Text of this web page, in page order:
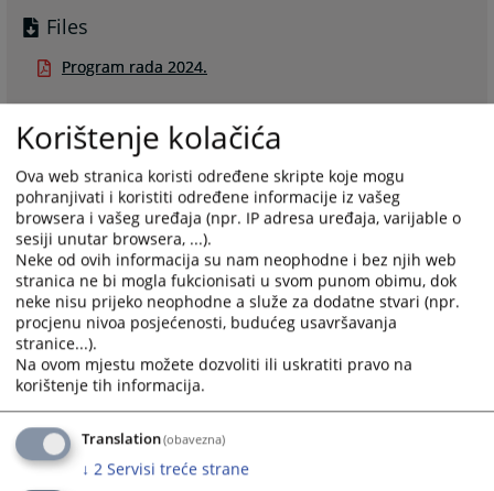
Files
Program rada 2024.
Program rada 2023. godina
Program rada 2023. godina
1578VIEWS
Files
Program rada 2023
Korištenje kolačića
Ova web stranica koristi određene skripte koje mogu
pohranjivati i koristiti određene informacije iz vašeg
browsera i vašeg uređaja (npr. IP adresa uređaja, varijable o
sesiji unutar browsera, ...).
Neke od ovih informacija su nam neophodne i bez njih web
stranica ne bi mogla fukcionisati u svom punom obimu, dok
neke nisu prijeko neophodne a služe za dodatne stvari (npr.
procjenu nivoa posjećenosti, budućeg usavršavanja
stranice...).
Na ovom mjestu možete dozvoliti ili uskratiti pravo na
korištenje tih informacija.
Translation(obavezna)
↓ 2 Servisi treće strane